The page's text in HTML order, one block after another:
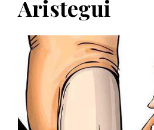
PUBLICADO EL 5 ENERO, 2023
Aristegui